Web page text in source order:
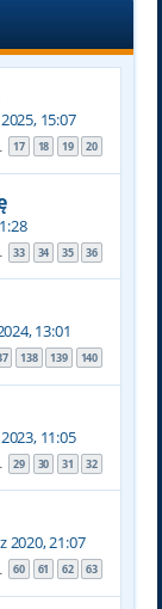
15:07
17 18 19 20
33 34 35 36
13:01
138 139 140
11:05
29 30 31 32
2020, 21:07
60 61 62 63